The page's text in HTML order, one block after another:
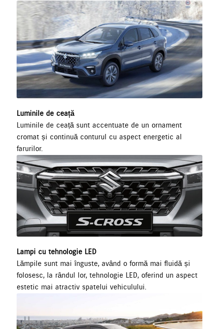
Luminile de ceață
Luminile de ceață sunt accentuate de un ornament
cromat și continuă conturul cu aspect energetic al
farurilor.
Lampi cu tehnologie LED
Lămpile sunt mai înguste, având o formă mai fluidă și
folosesc, la rândul lor, tehnologie LED, oferind un aspect
estetic mai atractiv spatelui vehiculului.